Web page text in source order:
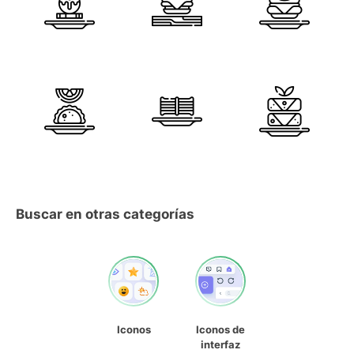
Buscar en otras categorías
Iconos
Iconos de
interfaz